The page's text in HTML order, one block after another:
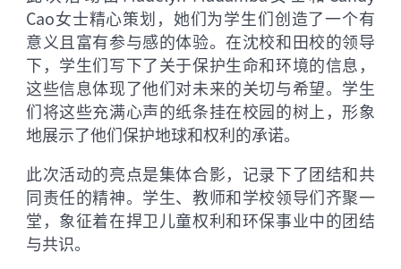
Cao女士精心策划，她们为学生们创造了一个有
意义且富有参与感的体验。在沈校和田校的领导
下，学生们写下了关于保护生命和环境的信息，
这些信息体现了他们对未来的关切与希望。学生
们将这些充满心声的纸条挂在校园的树上，形象
地展示了他们保护地球和权利的承诺。
此次活动的亮点是集体合影，记录下了团结和共
同责任的精神。学生、教师和学校领导们齐聚一
堂，象征着在捍卫儿童权利和环保事业中的团结
与共识。